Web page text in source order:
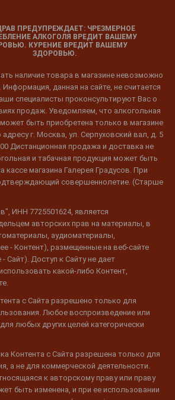
ПРЕДУПРЕЖДАЕТ: ЧРЕЗМЕРНОЕ
АЛКОГОЛЯ ВРЕДИТ ВАШЕМУ
КУРЕНИЕ ВРЕДИТ ВАШЕМУ
ЗДОРОВЬЮ.
наличие товара в магазине невозможно
данная на сайте, не считается
специалисты проконсультируют Вас о
продаж. Уведомляем, что алкогольная
быть приобретена только в магазине
г. Москва, ул. Серпуховский вал, д. 5
Дистанционная продажа и доставка не
и табачная продукция может быть
кассе магазина Галерея Градусов. При
совершеннолетие. (Старше
ИНН 7725501624, является
авторских прав на материалы, в
аудиоматериалы,
- Контент), размещенные на веб-сайте
Сайт). Доступ к Сайту не дает
какой-либо Контент,
с Сайта разрешено только для
Любое воспроизведение или
любых других целей категорически
Контента с Сайта разрешена только для
а не для коммерческой деятельности.
к авторскому праву или праву
быть изменена, и при ее использовании